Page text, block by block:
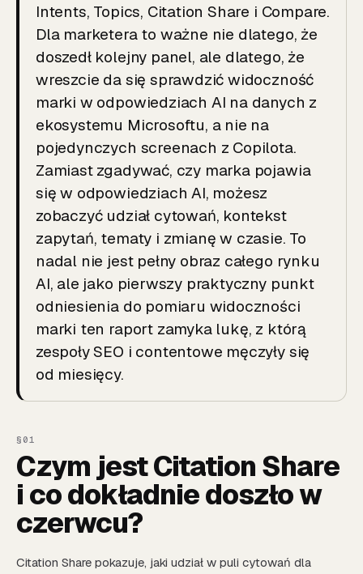
Intents, Topics, Citation Share i Compare.
Dla marketera to ważne nie dlatego, że
doszedł kolejny panel, ale dlatego, że
wreszcie da się sprawdzić widoczność
marki w odpowiedziach AI na danych z
ekosystemu Microsoftu, a nie na
pojedynczych screenach z Copilota.
Zamiast zgadywać, czy marka pojawia
się w odpowiedziach AI, możesz
zobaczyć udział cytowań, kontekst
zapytań, tematy i zmianę w czasie. To
nadal nie jest pełny obraz całego rynku
AI, ale jako pierwszy praktyczny punkt
odniesienia do pomiaru widoczności
marki ten raport zamyka lukę, z którą
zespoły SEO i contentowe męczyły się
od miesięcy.
Czym jest Citation Share
i co dokładnie doszło w
czerwcu?
Citation Share pokazuje, jaki udział w puli cytowań dla